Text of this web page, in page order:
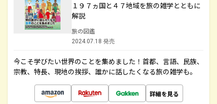
１９７ヵ国と４７地域を旅の雑学とともに
解説
旅の図鑑
2024.07.18 発売
今こそ学びたい世界のことを集めました！首都、言語、民族、
宗教、特長、現地の挨拶、誰かに話したくなる旅の雑学も。
詳細を見る